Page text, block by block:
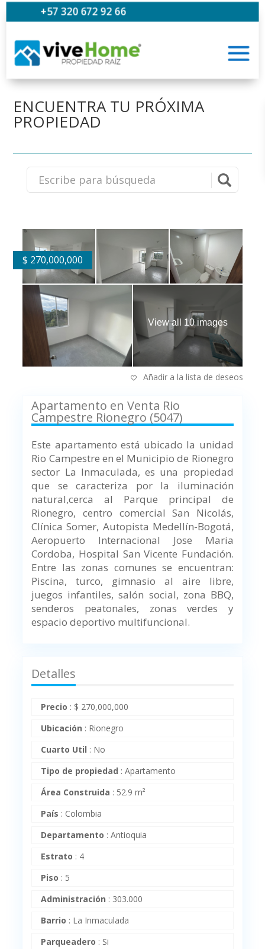
+57 320 672 92 66
ENCUENTRA TU PRÓXIMA
PROPIEDAD
$ 270,000,000
View all 10 images
Añadir a la lista de deseos
Apartamento en Venta Rio
Campestre Rionegro (5047)
Este apartamento está ubicado la unidad
Rio Campestre en el Municipio de Rionegro
sector La Inmaculada, es una propiedad
que se caracteriza por la iluminación
natural,cerca al Parque principal de
Rionegro, centro comercial San Nicolás,
Clínica Somer, Autopista Medellín-Bogotá,
Aeropuerto Internacional Jose Maria
Cordoba, Hospital San Vicente Fundación.
Entre las zonas comunes se encuentran:
Piscina, turco, gimnasio al aire libre,
juegos infantiles, salón social, zona BBQ,
senderos peatonales, zonas verdes y
espacio deportivo multifuncional.
Detalles
Precio : $ 270,000,000
Ubicación : Rionegro
Cuarto Util : No
Tipo de propiedad :Apartamento
Área Construida : 52.9 m²
País : Colombia
Departamento :Antioquia
Estrato : 4
Piso : 5
Administración : 303.000
Barrio : La Inmaculada
Parqueadero : Si